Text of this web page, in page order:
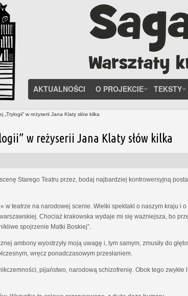
AKTUALNOŚCI O PROJEKCIE TEKSTY
w reżyserii Jana Klaty słów kilka
w reżyserii Jana Klaty słów kilka
Starego Teatru przez, bodaj najbardziej kontrowersyjną
w teatrze na narodowej scenie. Wielki spektakl o naszym kraju i
Chociaż krakowska wydaje mi się ważniejsza, bo
spojrzenie Matki Boskiej”.
ambony wyostrzyły moją uwagę i, tym samym, zmusiły do
wręcz ponadczasowym przesłaniem.
pijaństwo, narodową schizofrenię. Obok tego zwykłe